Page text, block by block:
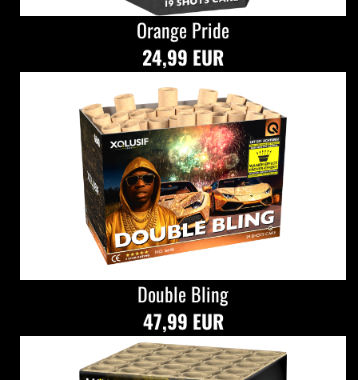
Orange Pride
24,99 EUR
Double Bling
47,99 EUR